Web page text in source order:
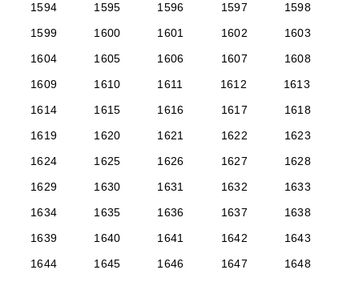
1594
1595 1596 1597
1598
1599
1600 1601 1602
1603
1604
1605 1606 1607
1608
1609
1610 1611 1612
1613
1614
1615 1616 1617
1618
1619
1620 1621 1622
1623
1624
1625 1626 1627
1628
1629
1630 1631 1632
1633
1634
1635 1636 1637
1638
1639
1640 1641 1642
1643
1644
1645 1646 1647
1648